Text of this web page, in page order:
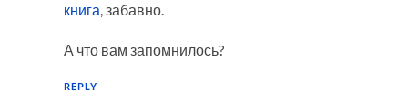
книга , забавно.
А что вам запомнилось?
REPLY